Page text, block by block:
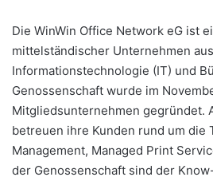
Die WinWin Office Network eG ist
mittelständischer Unternehmen
Informationstechnologie (IT) und
Genossenschaft wurde im
Mitgliedsunternehmen gegründet.
betreuen ihre Kunden rund um die
Management, Managed Print
der Genossenschaft sind der